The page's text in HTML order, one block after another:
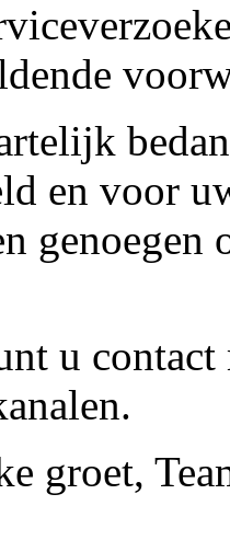
en voor
u contact
groet,